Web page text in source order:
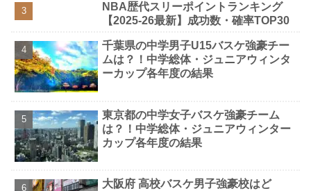
NBA歴代スリーポイントランキング
【2025-26最新】成功数・確率TOP30
千葉県の中学男子U15バスケ強豪チー
ムは？！中学総体・ジュニアウィンタ
ーカップ各年度の結果
東京都の中学女子バスケ強豪チーム
は？！中学総体・ジュニアウィンター
カップ各年度の結果
大阪府 高校バスケ男子強豪校はど